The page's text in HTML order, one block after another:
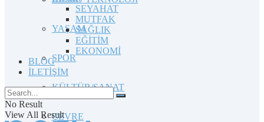
YAŞAM
SPOR
KÜLTÜR/SANAT
ÇEVRE
SEYAHAT
MUTFAK
SAĞLIK
EĞİTİM
EKONOMİ
BLOG
İLETİŞİM
No Result
View All Result